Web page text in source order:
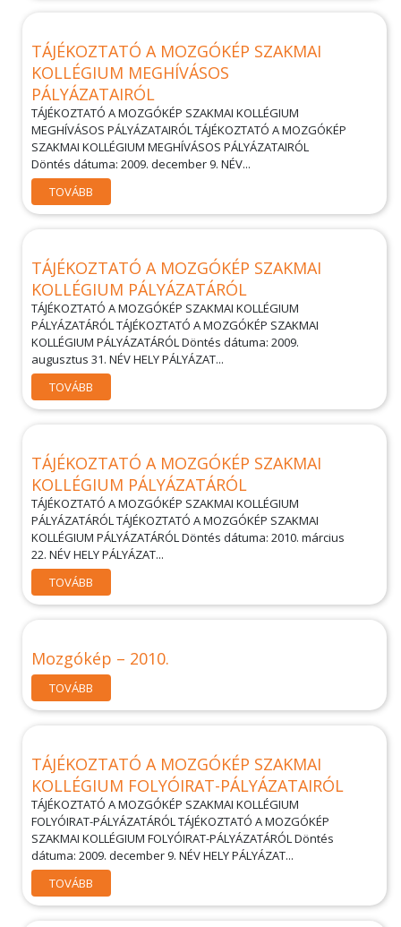
TÁJÉKOZTATÓ A MOZGÓKÉP SZAKMAI
KOLLÉGIUM MEGHÍVÁSOS
PÁLYÁZATAIRÓL
TÁJÉKOZTATÓ A MOZGÓKÉP SZAKMAI KOLLÉGIUM
MEGHÍVÁSOS PÁLYÁZATAIRÓL TÁJÉKOZTATÓ A MOZGÓKÉP
SZAKMAI KOLLÉGIUM MEGHÍVÁSOS PÁLYÁZATAIRÓL
Döntés dátuma: 2009. december 9. NÉV...
TOVÁBB
TÁJÉKOZTATÓ A MOZGÓKÉP SZAKMAI
KOLLÉGIUM PÁLYÁZATÁRÓL
TÁJÉKOZTATÓ A MOZGÓKÉP SZAKMAI KOLLÉGIUM
PÁLYÁZATÁRÓL TÁJÉKOZTATÓ A MOZGÓKÉP SZAKMAI
KOLLÉGIUM PÁLYÁZATÁRÓL Döntés dátuma: 2009.
augusztus 31. NÉV HELY PÁLYÁZAT...
TOVÁBB
TÁJÉKOZTATÓ A MOZGÓKÉP SZAKMAI
KOLLÉGIUM PÁLYÁZATÁRÓL
TÁJÉKOZTATÓ A MOZGÓKÉP SZAKMAI KOLLÉGIUM
PÁLYÁZATÁRÓL TÁJÉKOZTATÓ A MOZGÓKÉP SZAKMAI
KOLLÉGIUM PÁLYÁZATÁRÓL Döntés dátuma: 2010. március
22. NÉV HELY PÁLYÁZAT...
TOVÁBB
Mozgókép – 2010.
TOVÁBB
TÁJÉKOZTATÓ A MOZGÓKÉP SZAKMAI
KOLLÉGIUM FOLYÓIRAT-PÁLYÁZATAIRÓL
TÁJÉKOZTATÓ A MOZGÓKÉP SZAKMAI KOLLÉGIUM
FOLYÓIRAT-PÁLYÁZATÁRÓL TÁJÉKOZTATÓ A MOZGÓKÉP
SZAKMAI KOLLÉGIUM FOLYÓIRAT-PÁLYÁZATÁRÓL Döntés
dátuma: 2009. december 9. NÉV HELY PÁLYÁZAT...
TOVÁBB